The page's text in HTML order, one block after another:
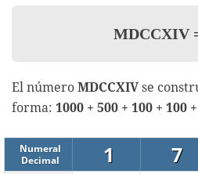
MDCCXIV
El número MDCCXIVse
forma: 1000 + 500 + 100 + 100
Numeral
Decimal
1 7